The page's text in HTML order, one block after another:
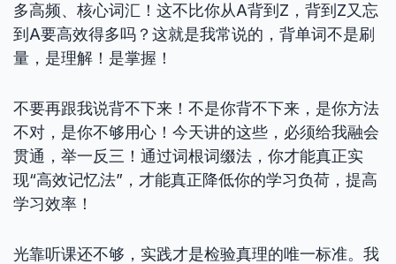
多高频、核心词汇！这不比你从A背到Z，背到Z又忘
到A要高效得多吗？这就是我常说的，背单词不是刷
量，是理解！是掌握！
不要再跟我说背不下来！不是你背不下来，是你方法
不对，是你不够用心！今天讲的这些，必须给我融会
贯通，举一反三！通过词根词缀法，你才能真正实
现“高效记忆法”，才能真正降低你的学习负荷，提高
学习效率！
光靠听课还不够，实践才是检验真理的唯一标准。我